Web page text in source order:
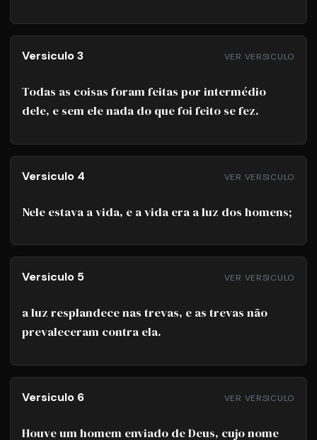
Versiculo 3 VER VERSICULO
Todas as coisas foram feitas por intermédio
dele, e sem ele nada do que foi feito se fez.
Versiculo 4 VER VERSICULO
Nele estava a vida, e a vida era a luz dos homens;
Versiculo 5 VER VERSICULO
a luz resplandece nas trevas, e as trevas não
prevaleceram contra ela.
Versiculo 6 VER VERSICULO
Houve um homem enviado de Deus, cujo nome